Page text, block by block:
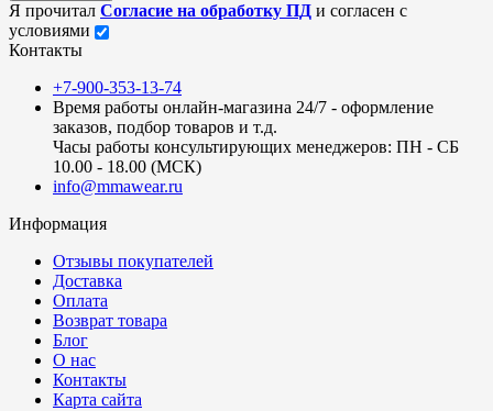
Я прочитал Согласие на обработку ПД и согласен с
условиями
Контакты
+7-900-353-13-74
Время работы онлайн-магазина 24/7 - оформление
заказов, подбор товаров и т.д.
Часы работы консультирующих менеджеров: ПН - СБ
10.00 - 18.00 (МСК)
info@mmawear.ru
Информация
Отзывы покупателей
Доставка
Оплата
Возврат товара
Блог
О нас
Контакты
Карта сайта